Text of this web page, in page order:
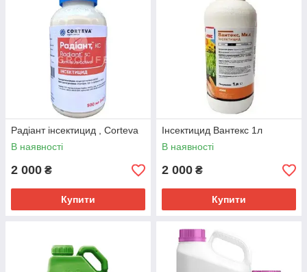
Радіант інсектицид , Corteva
В наявності
2 000 ₴
Купити
Інсектицид Вантекс 1л
В наявності
2 000 ₴
Купити